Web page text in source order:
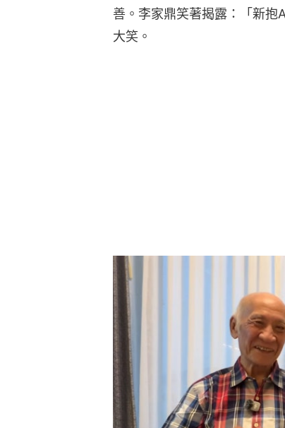
善。李家鼎笑著揭露：「新抱
大笑。